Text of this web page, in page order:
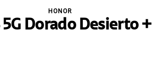
5G Dorado Desierto
HONOR